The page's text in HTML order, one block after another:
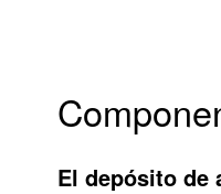
El depósito de